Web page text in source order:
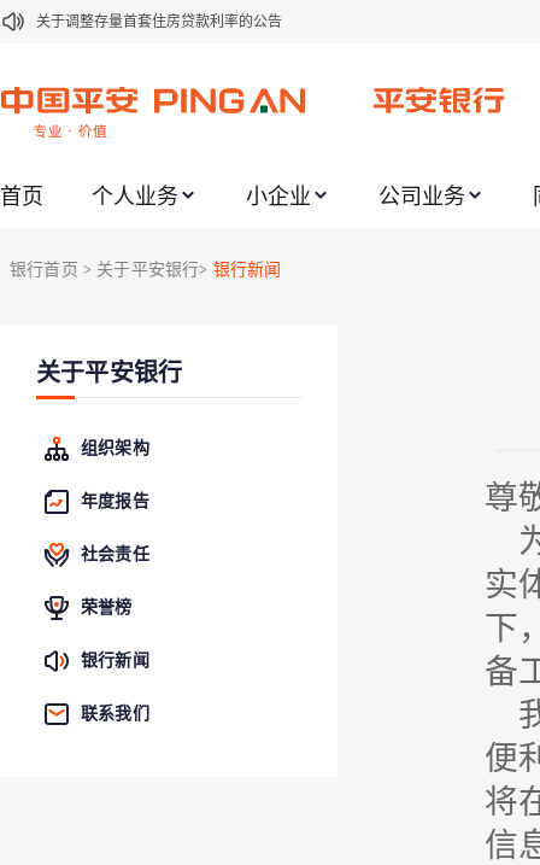
关于调整存量首套住房贷款利率的公告
关于修订《平安银行代理个人客户贵金属交易协议书》的公告
关于我行聚金宝交易软件升级更新的通知
关于2020年端午节期间上金所代理业务调整合约保证金比例和涨跌幅度限制的
关于加强代理贵金属业务风险防范的提示
首页 个人业务 小企业 公司业务
银行首页 > 关于平安银行> 银行新闻
关于平安银行
组织架构
年度报告
社会责任
荣誉榜
银行新闻
联系我们
尊
实
下
备
便
将
信